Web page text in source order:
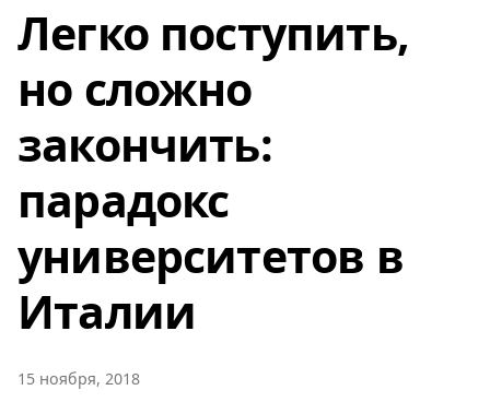
Легко поступить,
но сложно
закончить:
парадокс
университетов в
Италии
15 ноября, 2018